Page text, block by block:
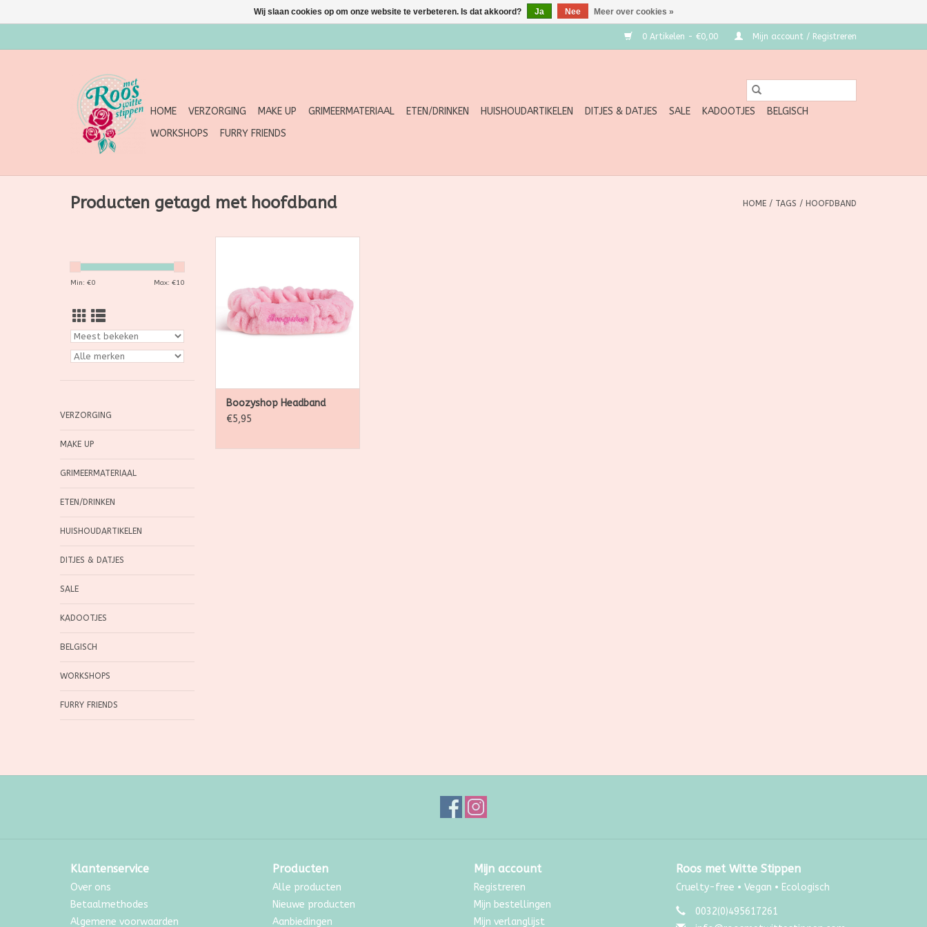
0 Artikelen - €0,00 Mijn account / Registreren
HOME VERZORGING MAKE UP GRIMEERMATERIAAL ETEN/DRINKEN HUISHOUDARTIKELEN DITJES & DATJES SALE KADOOTJES
BELGISCH
WORKSHOPS
FURRY FRIENDS
Producten getagd met hoofdband HOME / TAGS / HOOFDBAND
Min: €0 Max: €10
VERZORGING
MAKE UP
GRIMEERMATERIAAL
ETEN/DRINKEN
HUISHOUDARTIKELEN
DITJES & DATJES
SALE
KADOOTJES
BELGISCH
WORKSHOPS
FURRY FRIENDS
ME-time. Deze zacht roze
haarband is een echte musthave
voor je skincare of makeup
routine.
Boozyshop Headband
€5,95
Klantenservice
Over ons
Betaalmethodes
Algemene voorwaarden
Producten
Alle producten
Nieuwe producten
Aanbiedingen
Mijn account
Registreren
Mijn bestellingen
Mijn verlanglijst
Roos met Witte Stippen
Cruelty-free • Vegan • Ecologisch
0032(0)495617261
Wij slaan cookies op om onze website te verbeteren. Is dat akkoord? Ja Nee Meer over cookies »